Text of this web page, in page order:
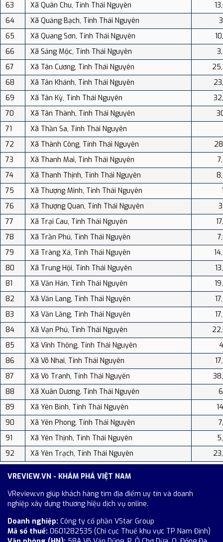
63
Xã Quân Chu, Tỉnh Thái Nguyên
64
Xã Quảng Bạch, Tỉnh Thái Nguyên
65
Xã Quang Sơn, Tỉnh Thái Nguyên
66
Xã Sảng Mộc, Tỉnh Thái Nguyên
67
Xã Tân Cương, Tỉnh Thái Nguyên
68
Xã Tân Khánh, Tỉnh Thái Nguyên
69
Xã Tân Kỳ, Tỉnh Thái Nguyên
70
Xã Tân Thành, Tỉnh Thái Nguyên
71
Xã Thần Sa, Tỉnh Thái Nguyên
72
Xã Thành Công, Tỉnh Thái Nguyên
73
Xã Thanh Mai, Tỉnh Thái Nguyên
74
Xã Thanh Thịnh, Tỉnh Thái Nguyên
75
Xã Thượng Minh, Tỉnh Thái Nguyên
76
Xã Thượng Quan, Tỉnh Thái Nguyên
77
Xã Trại Cau, Tỉnh Thái Nguyên
78
Xã Trần Phú, Tỉnh Thái Nguyên
79
Xã Tràng Xá, Tỉnh Thái Nguyên
80
Xã Trung Hội, Tỉnh Thái Nguyên
81
Xã Văn Hán, Tỉnh Thái Nguyên
82
Xã Văn Lang, Tỉnh Thái Nguyên
83
Xã Văn Lăng, Tỉnh Thái Nguyên
84
Xã Vạn Phú, Tỉnh Thái Nguyên
85
Xã Vĩnh Thông, Tỉnh Thái Nguyên
86
Xã Võ Nhai, Tỉnh Thái Nguyên
87
Xã Vô Tranh, Tỉnh Thái Nguyên
88
Xã Xuân Dương, Tỉnh Thái Nguyên
89
Xã Yên Bình, Tỉnh Thái Nguyên
90
Xã Yên Phong, Tỉnh Thái Nguyên
91
Xã Yên Thịnh, Tỉnh Thái Nguyên
92
Xã Yên Trạch, Tỉnh Thái Nguyên
VREVIEW.VN - KHÁM PHÁ VIỆT NAM
VReview.vn giúp khách hàng tìm địa điểm uy tín và doanh
nghiệp xây dựng thương hiệu dịch vụ online.
Doanh nghiệp: Công ty cổ phần VStar Group
Mã số thuế: 0601282535 (Chi cục Thuế khu vực TP Nam Định)